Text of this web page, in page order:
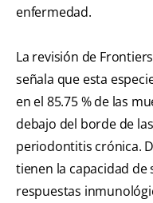
enfermedad.
La revisión de
señala que esta
en el 85.75 % de las
debajo del borde de
periodontitis crónica.
tienen la capacidad de
respuestas